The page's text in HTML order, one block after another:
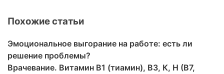
Похожие статьи
Эмоциональное выгорание на работе: есть ли
решение проблемы?
Врачевание. Витамин В1 (тиамин), В3, К, Н (В7,